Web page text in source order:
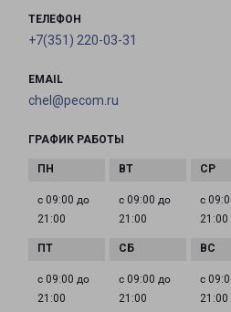
ТЕЛЕФОН
+7(351) 220-03-31
EMAIL
chel@pecom.ru
ГРАФИК РАБОТЫ
с 09:00 до
21:00
с 09:00 до
21:00
с
21:00
с 09:00 до
21:00
с 09:00 до
21:00
с
21:00